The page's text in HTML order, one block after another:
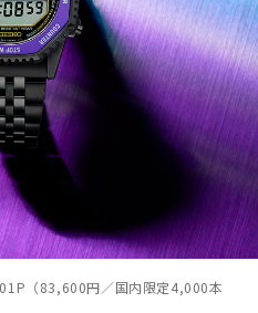
（83,600円／国内限定4,000本